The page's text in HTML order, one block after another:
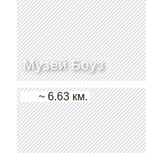
Музей Боуз
~ 6.63 км.